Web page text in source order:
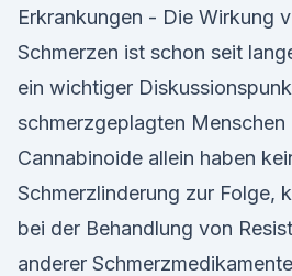
Erkrankungen - Die Wirkung
Schmerzen ist schon seit
ein wichtiger
schmerzgeplagten
Cannabinoide allein haben
Schmerzlinderung zur Folge,
bei der Behandlung von
anderer